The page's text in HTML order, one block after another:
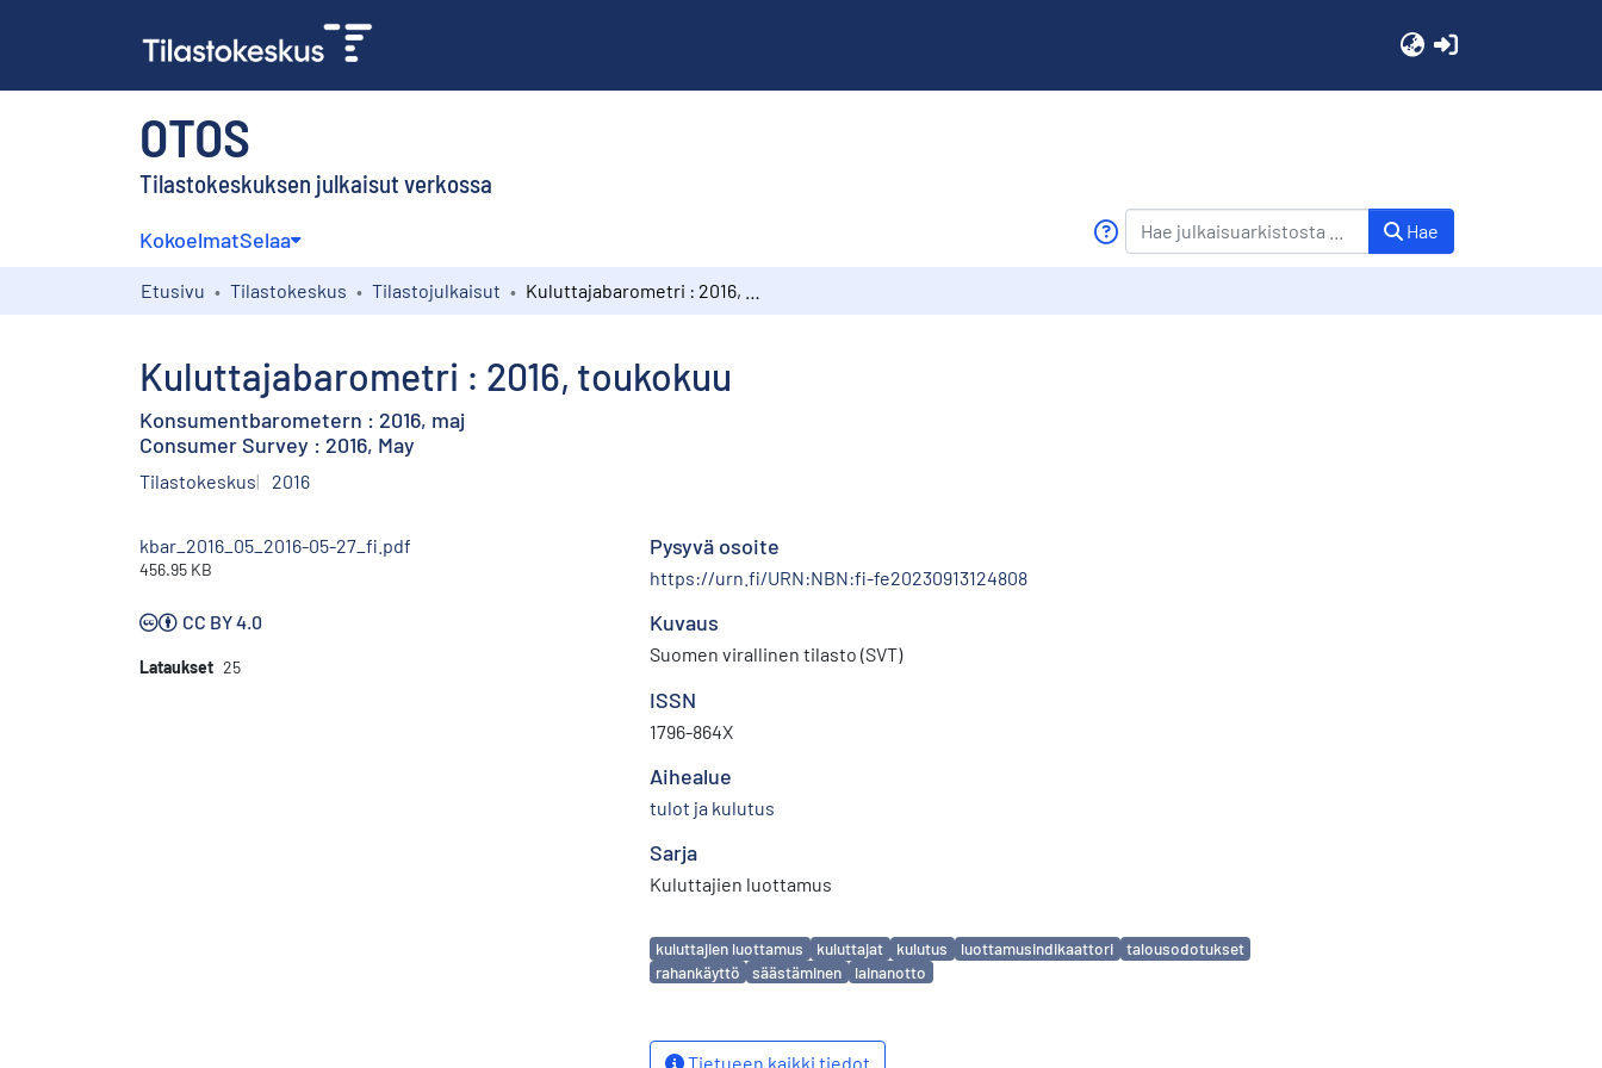
OTOS
Tilastokeskuksen julkaisut verkossa
KokoelmatSelaa Hae
Etusivu Tilastokeskus Tilastojulkaisut
Kuluttajabarometri : 2016, toukokuu
Konsumentbarometern : 2016, maj
Consumer Survey : 2016, May
Tilastokeskus 2016
kbar_2016_05_2016-05-27_fi.pdf
456.95 KB
CC BY 4.0
Lataukset 25
Pysyvä osoite
https://urn.fi/URN:NBN:fi-fe20230913124808
Kuvaus
Suomen virallinen tilasto (SVT)
ISSN
1796-864X
Aihealue
tulot ja kulutus
Sarja
Kuluttajien luottamus
Avainsanat
kuluttajien luottamus kuluttajat kulutus luottamusindikaattori
talousodotukset
rahankäyttö
säästäminen lainanotto
Tietueen kaikki tiedot